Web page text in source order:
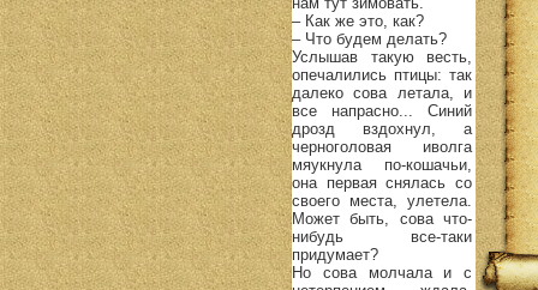
– Как же это, как?
– Что будем делать?
Услышав такую весть,
опечалились птицы: так
далеко сова летала, и
все напрасно... Синий
дрозд вздохнул, а
черноголовая иволга
мяукнула по-кошачьи,
она первая снялась со
своего места, улетела.
Может быть, сова что-
нибудь все-таки
придумает?
Но сова молчала и с